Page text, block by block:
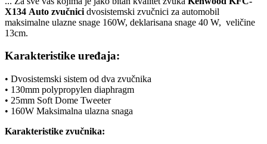
X134 Auto zvučnici dvosistemski zvučnici za automobil
maksimalne ulazne snage 160W, deklarisana snage 40 W, veličine
13cm.
Karakteristike uređaja:
• Dvosistemski sistem od dva zvučnika
• 130mm polypropylen diaphragm
• 25mm Soft Dome Tweeter
• 160W Maksimalna ulazna snaga
Karakteristike zvučnika: